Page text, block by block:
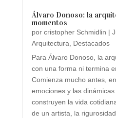
Álvaro Donoso: la
momentos
por cristopher Schmidlin |
Arquitectura, Destacados
Para Álvaro Donoso, la
con una forma ni termina
Comienza mucho antes,
emociones y las
construyen la vida
de un artista, la